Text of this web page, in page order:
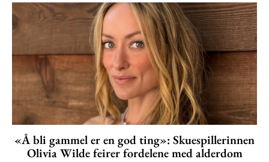
«Å bli gammel er en god ting»: Skuespillerinnen
Olivia Wilde feirer fordelene med alderdom